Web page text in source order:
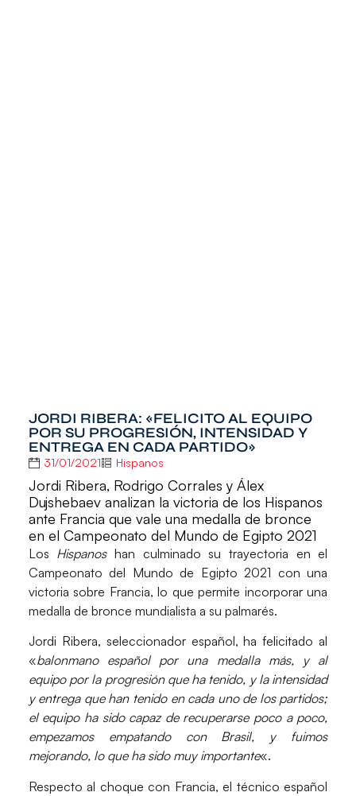
JORDI RIBERA: «FELICITO AL EQUIPO
POR SU PROGRESIÓN, INTENSIDAD Y
ENTREGA EN CADA PARTIDO»
31/01/2021 Hispanos
Jordi Ribera, Rodrigo Corrales y Álex
Dujshebaev analizan la victoria de los Hispanos
ante Francia que vale una medalla de bronce
en el Campeonato del Mundo de Egipto 2021
Los Hispanoshan culminado su trayectoria en el
Campeonato del Mundo de Egipto 2021 con una
victoria sobre Francia, lo que permite incorporar una
medalla de bronce mundialista a su palmarés.
Jordi Ribera, seleccionador español, ha felicitado al
«balonmano español por una medalla más, y al
equipo por la progresión que ha tenido, y la intensidad
y entrega que han tenido en cada uno de los partidos;
el equipo ha sido capaz de recuperarse poco a poco,
empezamos empatando con Brasil, y fuimos
mejorando, lo que ha sido muy importante«.
Respecto al choque con Francia, el técnico español